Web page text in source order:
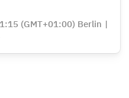
(GMT+01:00) Berlin